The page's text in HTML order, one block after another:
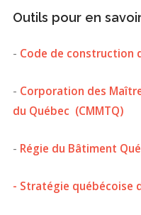
Outils pour en
- Code de construction
- Corporation des
du Québec (CMMTQ)
- Régie du Bâtiment
- Stratégie québécoise